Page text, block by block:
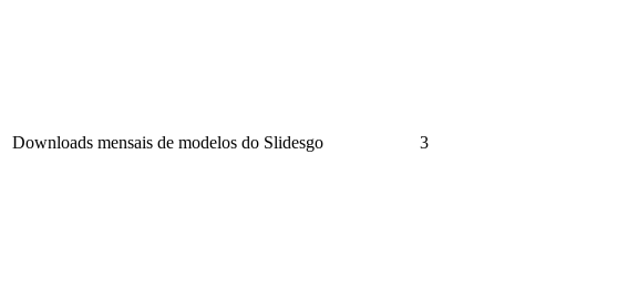
Downloads mensais de modelos do Slidesgo 3